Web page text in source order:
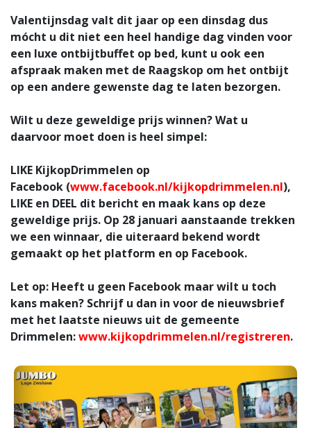
Valentijnsdag valt dit jaar op een dinsdag dus
mócht u dit niet een heel handige dag vinden voor
een luxe ontbijtbuffet op bed, kunt u ook een
afspraak maken met de Raagskop om het ontbijt
op een andere gewenste dag te laten bezorgen.
Wilt u deze geweldige prijs winnen? Wat u
daarvoor moet doen is heel simpel:
LIKE KijkopDrimmelen op
Facebook (www.facebook.nl/kijkopdrimmelen.nl),
LIKE en DEEL dit bericht en maak kans op deze
geweldige prijs. Op 28 januari aanstaande trekken
we een winnaar, die uiteraard bekend wordt
gemaakt op het platform en op Facebook.
Let op: Heeft u geen Facebook maar wilt u toch
kans maken? Schrijf u dan in voor de nieuwsbrief
met het laatste nieuws uit de gemeente
Drimmelen:www.kijkopdrimmelen.nl/registreren.